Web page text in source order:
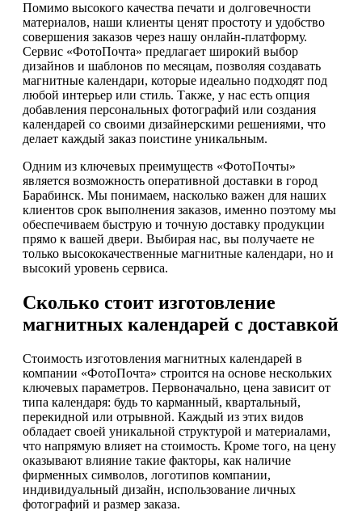
Помимо высокого качества печати и долговечности
материалов, наши клиенты ценят простоту и удобство
совершения заказов через нашу онлайн-платформу.
Сервис «ФотоПочта» предлагает широкий выбор
дизайнов и шаблонов по месяцам, позволяя создавать
магнитные календари, которые идеально подходят под
любой интерьер или стиль. Также, у нас есть опция
добавления персональных фотографий или создания
календарей со своими дизайнерскими решениями, что
делает каждый заказ поистине уникальным.
Одним из ключевых преимуществ «ФотоПочты»
является возможность оперативной доставки в город
Барабинск. Мы понимаем, насколько важен для наших
клиентов срок выполнения заказов, именно поэтому мы
обеспечиваем быструю и точную доставку продукции
прямо к вашей двери. Выбирая нас, вы получаете не
только высококачественные магнитные календари, но и
высокий уровень сервиса.
Сколько стоит изготовление
магнитных календарей с доставкой
Стоимость изготовления магнитных календарей в
компании «ФотоПочта» строится на основе нескольких
ключевых параметров. Первоначально, цена зависит от
типа календаря: будь то карманный, квартальный,
перекидной или отрывной. Каждый из этих видов
обладает своей уникальной структурой и материалами,
что напрямую влияет на стоимость. Кроме того, на цену
оказывают влияние такие факторы, как наличие
фирменных символов, логотипов компании,
индивидуальный дизайн, использование личных
фотографий и размер заказа.